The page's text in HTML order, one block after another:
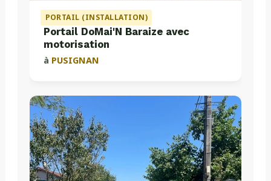
PORTAIL (INSTALLATION)
Portail DoMai'N Baraize avec
motorisation
à PUSIGNAN